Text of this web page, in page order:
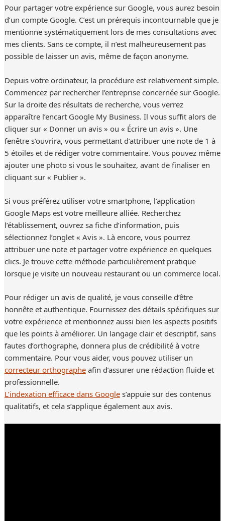
Pour partager votre expérience sur Google, vous aurez besoin
d’un compte Google. C’est un prérequis incontournable que je
mentionne systématiquement lors de mes consultations avec
mes clients. Sans ce compte, il n’est malheureusement pas
possible de laisser un avis, même de façon anonyme.
Depuis votre ordinateur, la procédure est relativement simple.
Commencez par rechercher l’entreprise concernée sur Google.
Sur la droite des résultats de recherche, vous verrez
apparaître l’encart Google My Business. Il vous suffit alors de
cliquer sur « Donner un avis » ou « Écrire un avis ». Une
fenêtre s’ouvrira, vous permettant d’attribuer une note de 1 à
5 étoiles et de rédiger votre commentaire. Vous pouvez même
ajouter une photo si vous le souhaitez, avant de finaliser en
cliquant sur « Publier ».
Si vous préférez utiliser votre smartphone, l’application
Google Maps est votre meilleure alliée. Recherchez
l’établissement, ouvrez sa fiche d’information, puis
sélectionnez l’onglet « Avis ». Là encore, vous pourrez
attribuer une note et partager votre expérience en quelques
clics. Je trouve cette méthode particulièrement pratique
lorsque je visite un nouveau restaurant ou un commerce local.
Pour rédiger un avis de qualité, je vous conseille d’être
honnête et authentique. Fournissez des détails spécifiques sur
votre expérience et mentionnez aussi bien les aspects positifs
que les points à améliorer. Un langage clair et descriptif, sans
fautes d’orthographe, donnera plus de crédibilité à votre
commentaire. Pour vous aider, vous pouvez utiliser un
correcteur orthographeafin d’assurer une rédaction fluide et
professionnelle.
L’indexation efficace dans Googles’appuie sur des contenus
qualitatifs, et cela s’applique également aux avis.